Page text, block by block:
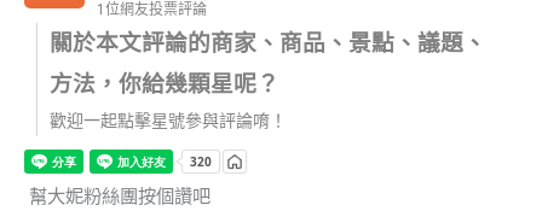
1位網友投票評論
關於本文評論的商家、商品、景點、議題、
方法，你給幾顆星呢？
歡迎一起點擊星號參與評論唷！
幫大妮粉絲團按個讚吧